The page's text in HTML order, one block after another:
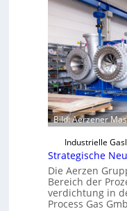
Bild: Aerzener
Industrielle
Strategische
Die Aerzen
Bereich der
verdichtung in
Process Gas